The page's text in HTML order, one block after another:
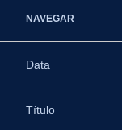
NAVEGAR
Data
Título